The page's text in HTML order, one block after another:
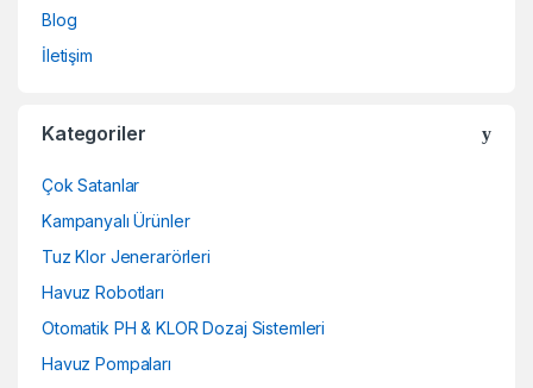
Blog
İletişim
Kategoriler
Çok Satanlar
Kampanyalı Ürünler
Tuz Klor Jenerarörleri
Havuz Robotları
Otomatik PH & KLOR Dozaj Sistemleri
Havuz Pompaları